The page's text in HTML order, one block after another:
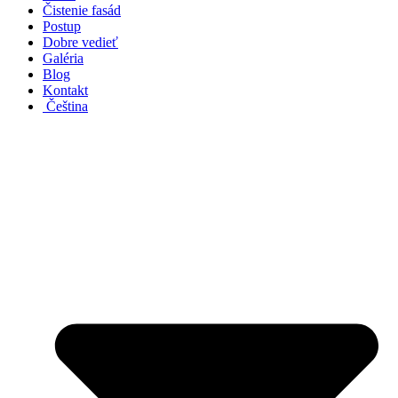
Čistenie fasád
Postup
Dobre vedieť
Galéria
Blog
Kontakt
Čeština